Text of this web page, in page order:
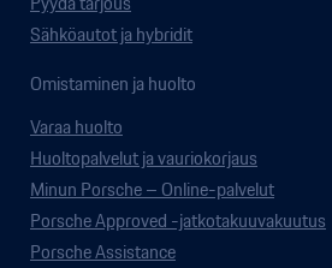
Sähköautot ja hybridit
Omistaminen ja huolto
Varaa huolto
Huoltopalvelut ja vauriokorjaus
Minun Porsche – Online-palvelut
Porsche Approved -jatkotakuuvakuutus
Porsche Assistance